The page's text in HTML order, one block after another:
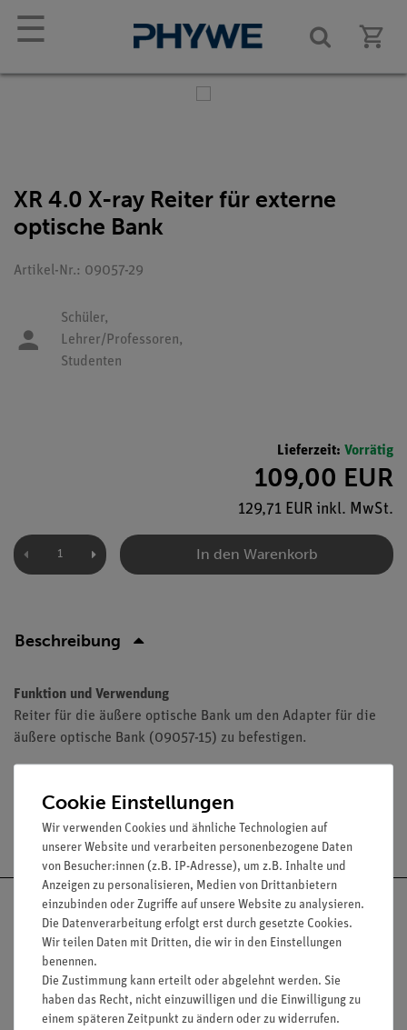
☰
XR 4.0 X-ray Reiter für externe
optische Bank
Artikel-Nr.: 09057-29
Schüler,
Lehrer/Professoren,
Studenten
Lieferzeit: Vorrätig
109,00 EUR
129,71 EUR inkl. MwSt.
In den Warenkorb
Beschreibung
Funktion und Verwendung
Reiter für die äußere optische Bank um den Adapter für die
äußere optische Bank (09057-15) zu befestigen.
Versandkostenfrei ab 300,- €
Cookie Einstellungen
Wir verwenden Cookies und ähnliche Technologien auf
unserer Website und verarbeiten personenbezogene Daten
von Besucher:innen (z.B. IP-Adresse), um z.B. Inhalte und
Anzeigen zu personalisieren, Medien von Drittanbietern
einzubinden oder Zugriffe auf unsere Website zu analysieren.
Die Datenverarbeitung erfolgt erst durch gesetzte Cookies.
Wir teilen Daten mit Dritten, die wir in den Einstellungen
benennen.
Die Zustimmung kann erteilt oder abgelehnt werden. Sie
haben das Recht, nicht einzuwilligen und die Einwilligung zu
einem späteren Zeitpunkt zu ändern oder zu widerrufen.